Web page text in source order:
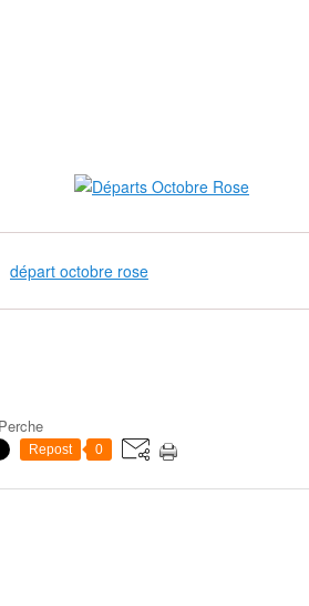
départ octobre rose
Repost 0